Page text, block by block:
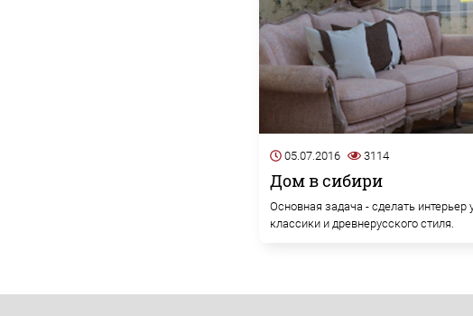
05.07.2016 3114
Дом в сибири
Основная задача - сделать
классики и древнерусского стиля.